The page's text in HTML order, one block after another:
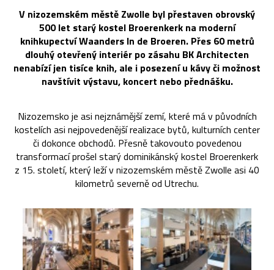
V nizozemském městě Zwolle byl přestaven obrovský
500 let starý kostel Broerenkerk na moderní
knihkupectví Waanders In de Broeren. Přes 60 metrů
dlouhý otevřený interiér po zásahu BK Architecten
nenabízí jen tisíce knih, ale i posezení u kávy či možnost
navštívit výstavu, koncert nebo přednášku.
Nizozemsko je asi nejznámější zemí, které má v původních
kostelích asi nejpovedenější realizace bytů, kulturních center
či dokonce obchodů. Přesně takovouto povedenou
transformací prošel starý dominikánský kostel Broerenkerk
z 15. století, který leží v nizozemském městě Zwolle asi 40
kilometrů severně od Utrechu.